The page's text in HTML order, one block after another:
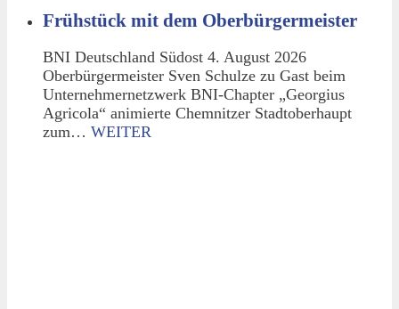
Frühstück mit dem Oberbürgermeister
BNI Deutschland Südost 4. August 2026
Oberbürgermeister Sven Schulze zu Gast beim
Unternehmernetzwerk BNI-Chapter „Georgius
Agricola“ animierte Chemnitzer Stadtoberhaupt
zum… WEITER